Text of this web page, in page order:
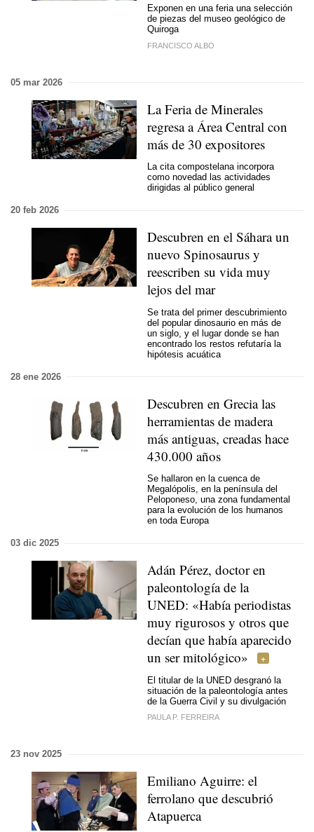
Exponen en una feria una selección
de piezas del museo geológico de
Quiroga
FRANCISCO ALBO
05 mar 2026
La Feria de Minerales
regresa a Área Central con
más de 30 expositores
La cita compostelana incorpora
como novedad las actividades
dirigidas al público general
20 feb 2026
Descubren en el Sáhara un
nuevo Spinosaurus y
reescriben su vida muy
lejos del mar
Se trata del primer descubrimiento
del popular dinosaurio en más de
un siglo, y el lugar donde se han
encontrado los restos refutaría la
hipótesis acuática
28 ene 2026
Descubren en Grecia las
herramientas de madera
más antiguas, creadas hace
430.000 años
Se hallaron en la cuenca de
Megalópolis, en la península del
Peloponeso, una zona fundamental
para la evolución de los humanos
en toda Europa
03 dic 2025
Adán Pérez, doctor en
paleontología de la
UNED: «Había periodistas
muy rigurosos y otros que
decían que había aparecido
un ser mitológico»
El titular de la UNED desgranó la
situación de la paleontología antes
de la Guerra Civil y su divulgación
PAULA P. FERREIRA
23 nov 2025
Emiliano Aguirre: el
ferrolano que descubrió
Atapuerca